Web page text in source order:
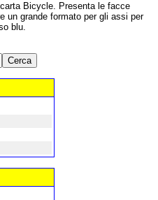
Bicycle. Presenta le facce
un grande formato per gli assi per
blu.